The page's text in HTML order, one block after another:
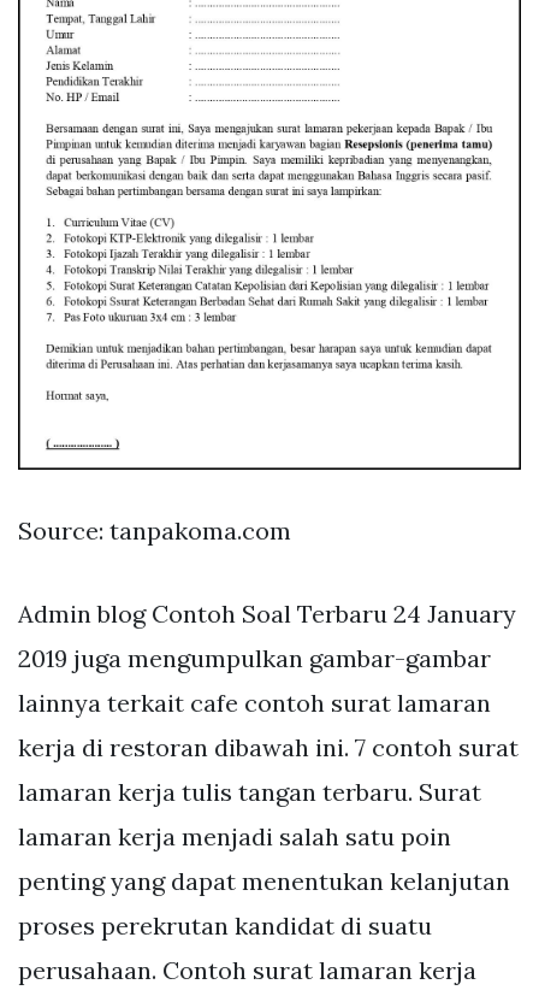
Source: tanpakoma.com
Admin blog Contoh Soal Terbaru 24 January
2019 juga mengumpulkan gambar-gambar
lainnya terkait cafe contoh surat lamaran
kerja di restoran dibawah ini. 7 contoh surat
lamaran kerja tulis tangan terbaru. Surat
lamaran kerja menjadi salah satu poin
penting yang dapat menentukan kelanjutan
proses perekrutan kandidat di suatu
perusahaan. Contoh surat lamaran kerja